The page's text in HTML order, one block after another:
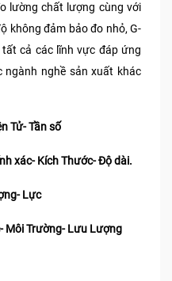
lường chất lượng cùng với
không đảm bảo đo nhỏ, G-
cả các lĩnh vực đáp ứng
nghề sản xuất khác
Tử- Tần số
xác- Kích Thước- Độ dài.
Lực
Môi Trường- Lưu Lượng